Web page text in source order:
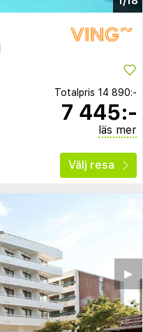
Totalpris 14 890:-
7 445:-
läs mer
Välj resa
▶︎